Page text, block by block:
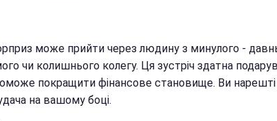
може прийти через людину з минулого -
чи колишнього колегу. Ця зустріч здатна
покращити фінансове становище. Ви нарешті
на вашому боці.